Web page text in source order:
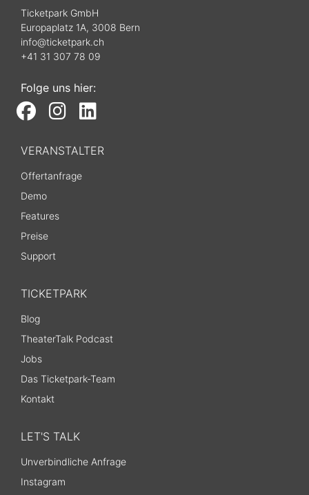
Ticketpark GmbH
Europaplatz 1A, 3008 Bern
info@ticketpark.ch
+41 31 307 78 09
Folge uns hier:
VERANSTALTER
Offertanfrage
Demo
Features
Preise
Support
TICKETPARK
Blog
TheaterTalk Podcast
Jobs
Das Ticketpark-Team
Kontakt
LET'S TALK
Unverbindliche Anfrage
Instagram